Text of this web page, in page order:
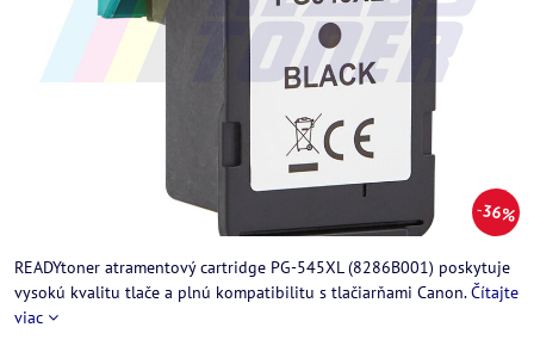
36%
READYtoner atramentový cartridge PG-545XL (8286B001) poskytuje
vysokú kvalitu tlače a plnú kompatibilitu s tlačiarňami Canon.Čítajte
viac